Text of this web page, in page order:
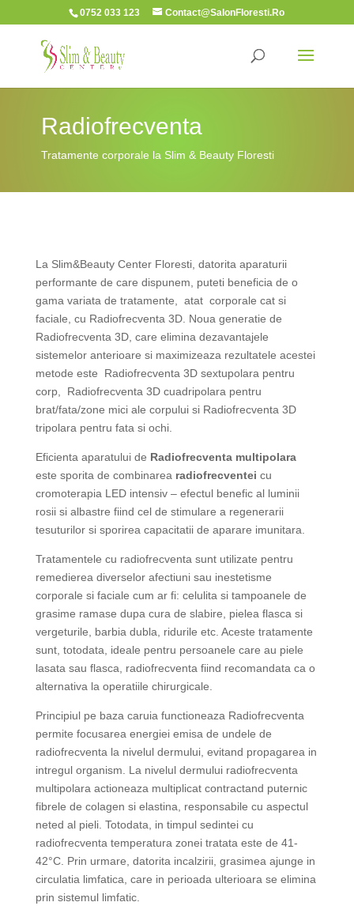
0752 033 123 Contact@SalonFloresti.Ro
Radiofrecventa
Tratamente corporale la Slim & Beauty Floresti
La Slim&Beauty Center Floresti, datorita aparaturii
performante de care dispunem, puteti beneficia de o
gama variata de tratamente, atat corporale cat si
faciale, cu Radiofrecventa 3D. Noua generatie de
Radiofrecventa 3D, care elimina dezavantajele
sistemelor anterioare si maximizeaza rezultatele acestei
metode este Radiofrecventa 3D sextupolara pentru
corp, Radiofrecventa 3D cuadripolara pentru
brat/fata/zone mici ale corpului si Radiofrecventa 3D
tripolara pentru fata si ochi.
Eficienta aparatului de Radiofrecventa multipolara
este sporita de combinarea radiofrecventei cu
cromoterapia LED intensiv – efectul benefic al luminii
rosii si albastre fiind cel de stimulare a regenerarii
tesuturilor si sporirea capacitatii de aparare imunitara.
Tratamentele cu radiofrecventa sunt utilizate pentru
remedierea diverselor afectiuni sau inestetisme
corporale si faciale cum ar fi: celulita si tampoanele de
grasime ramase dupa cura de slabire, pielea flasca si
vergeturile, barbia dubla, ridurile etc. Aceste tratamente
sunt, totodata, ideale pentru persoanele care au piele
lasata sau flasca, radiofrecventa fiind recomandata ca o
alternativa la operatiile chirurgicale.
Principiul pe baza caruia functioneaza Radiofrecventa
permite focusarea energiei emisa de undele de
radiofrecventa la nivelul dermului, evitand propagarea in
intregul organism. La nivelul dermului radiofrecventa
multipolara actioneaza multiplicat contractand puternic
fibrele de colagen si elastina, responsabile cu aspectul
neted al pieli. Totodata, in timpul sedintei cu
radiofrecventa temperatura zonei tratata este de 41-
42°C. Prin urmare, datorita incalzirii, grasimea ajunge in
circulatia limfatica, care in perioada ulterioara se elimina
prin sistemul limfatic.